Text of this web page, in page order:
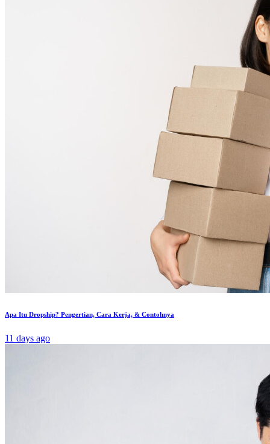
Apa Itu Dropship? Pengertian, Cara Kerja, & Contohnya
11 days ago